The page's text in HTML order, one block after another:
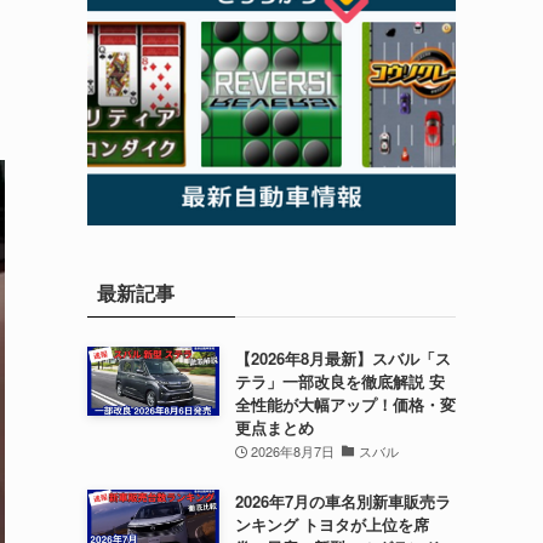
最新記事
【2026年8月最新】スバル「ス
テラ」一部改良を徹底解説 安
全性能が大幅アップ！価格・変
更点まとめ
2026年8月7日 スバル
2026年7月の車名別新車販売ラ
ンキング トヨタが上位を席